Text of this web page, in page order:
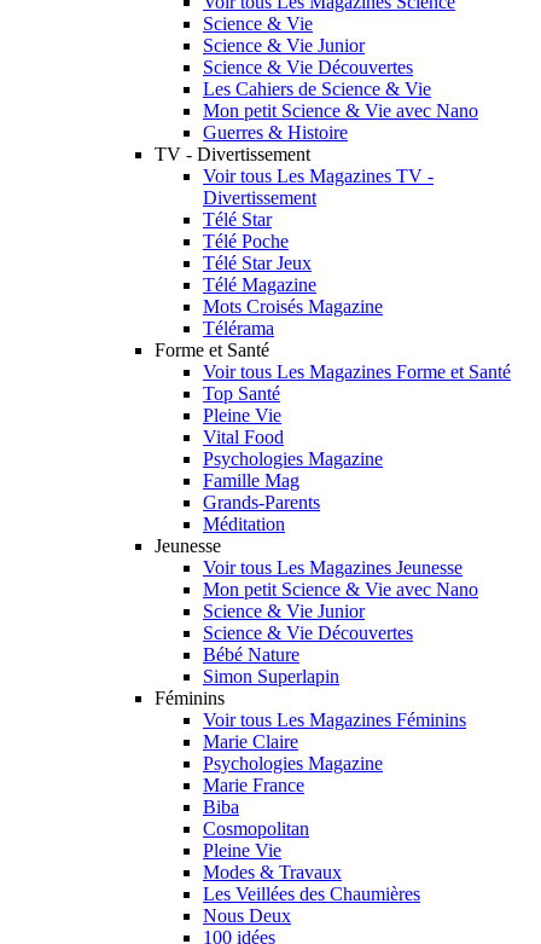
Science & Vie
Science & Vie Junior
Science & Vie Découvertes
Les Cahiers de Science & Vie
Mon petit Science & Vie avec Nano
Guerres & Histoire
TV - Divertissement
Voir tous Les Magazines TV -
Divertissement
Télé Star
Télé Poche
Télé Star Jeux
Télé Magazine
Mots Croisés Magazine
Télérama
Forme et Santé
Voir tous Les Magazines Forme et Santé
Top Santé
Pleine Vie
Vital Food
Psychologies Magazine
Famille Mag
Grands-Parents
Méditation
Jeunesse
Voir tous Les Magazines Jeunesse
Mon petit Science & Vie avec Nano
Science & Vie Junior
Science & Vie Découvertes
Bébé Nature
Simon Superlapin
Féminins
Voir tous Les Magazines Féminins
Marie Claire
Psychologies Magazine
Marie France
Biba
Cosmopolitan
Pleine Vie
Modes & Travaux
Les Veillées des Chaumières
Nous Deux
100 idées